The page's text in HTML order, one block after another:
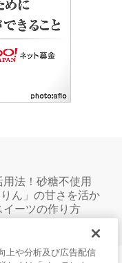
法！砂糖不使用
ん」の甘さを活か
イーツの作り方
上や分析及び広告配信